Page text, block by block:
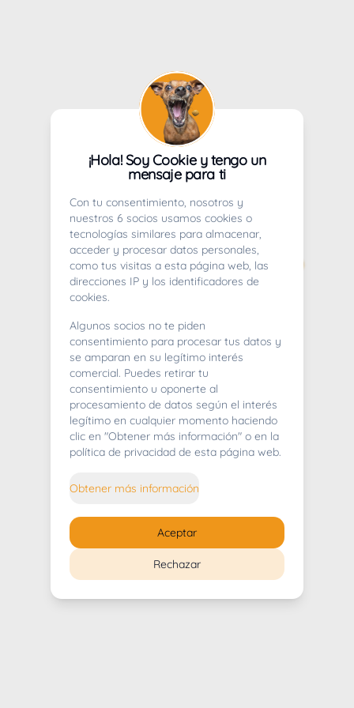
404
Whoops! Lo sentimos mucho.
¡Hola! Soy Cookie y tengo un
mensaje para ti
Con tu consentimiento, nosotros y
nuestros 6 socios usamos cookies o
tecnologías similares para almacenar,
acceder y procesar datos personales,
como tus visitas a esta página web, las
direcciones IP y los identificadores de
cookies.
Algunos socios no te piden
consentimiento para procesar tus datos y
se amparan en su legítimo interés
comercial. Puedes retirar tu
consentimiento u oponerte al
procesamiento de datos según el interés
legítimo en cualquier momento haciendo
clic en "Obtener más información" o en la
política de privacidad de esta página web.
Obtener más información
Rechazar
Aceptar